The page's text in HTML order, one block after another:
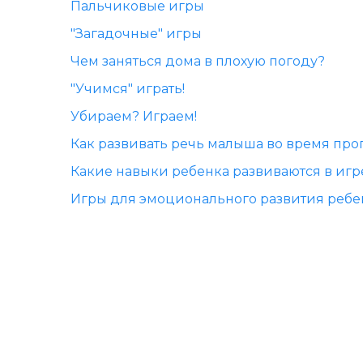
Пальчиковые игры
"Загадочные" игры
Чем заняться дома в плохую погоду?
"Учимся" играть!
Убираем? Играем!
Как развивать речь малыша во время
Какие навыки ребенка развиваются в
Игры для эмоционального развития